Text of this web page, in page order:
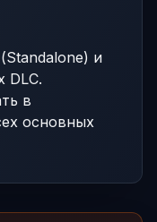
и
DLC.
в
основных